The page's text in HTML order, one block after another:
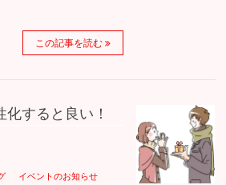
この記事を読む
すると良い！
イベントのお知らせ